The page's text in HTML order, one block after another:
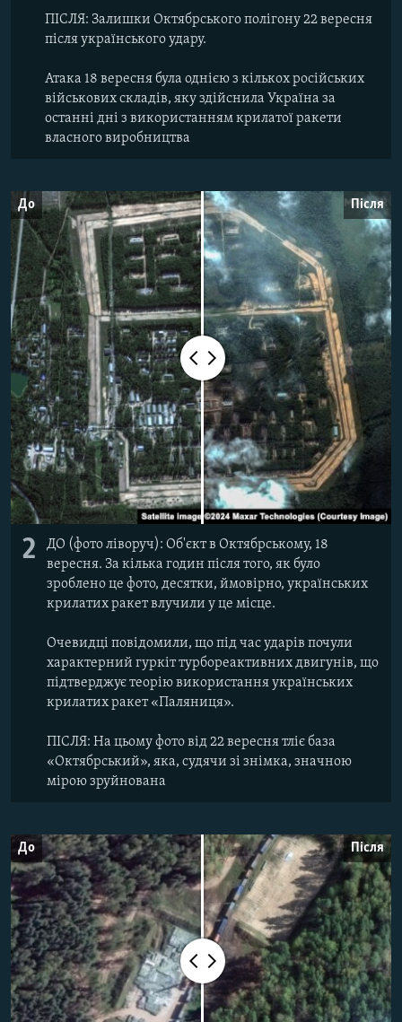
ПІСЛЯ: Залишки Октябрського полігону 22 вересня
після українського удару.
Атака 18 вересня була однією з кількох російських
військових складів, яку здійснила Україна за
останні дні з використанням крилатої ракети
власного виробництва
До Після
2
ДО (фото ліворуч): Об'єкт в Октябрському, 18
вересня. За кілька годин після того, як було
зроблено це фото, десятки, ймовірно, українських
крилатих ракет влучили у це місце.
Очевидці повідомили, що під час ударів почули
характерний гуркіт турбореактивних двигунів, що
підтверджує теорію використання українських
крилатих ракет «Паляниця».
ПІСЛЯ: На цьому фото від 22 вересня тліє база
«Октябрський», яка, судячи зі знімка, значною
мірою зруйнована
До Після